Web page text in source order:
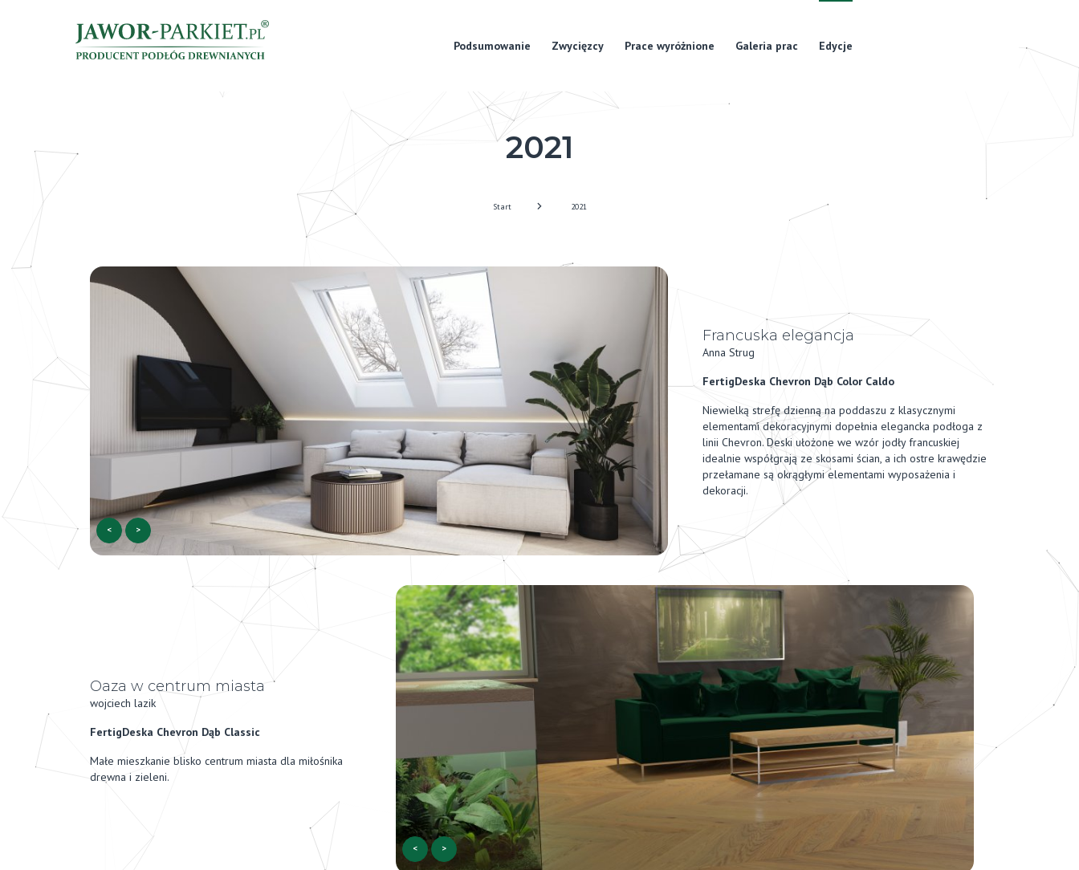
Podsumowanie Zwycięzcy Prace wyróżnione Galeria prac Edycje
2021
Start 2021
< >
Francuska elegancja
Anna Strug
FertigDeska Chevron Dąb Color Caldo
Niewielką strefę dzienną na poddaszu z klasycznymi
elementami dekoracyjnymi dopełnia elegancka podłoga z
linii Chevron. Deski ułożone we wzór jodły francuskiej
idealnie współgrają ze skosami ścian, a ich ostre krawędzie
przełamane są okrągłymi elementami wyposażenia i
dekoracji.
Oaza w centrum miasta
wojciech lazik
FertigDeska Chevron Dąb Classic
Małe mieszkanie blisko centrum miasta dla miłośnika
drewna i zieleni.
< >